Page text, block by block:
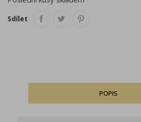
Sdílet
POPIS